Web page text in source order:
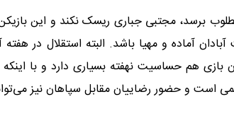
برسد، مجتبی جباری ریسک نکند و این بازیکن
آماده و مهیا باشد. البته استقلال در هفته
بازی هم حساسیت نهفته بسیاری دارد و با
است و حضور رضاییان مقابل سپاهان نیز